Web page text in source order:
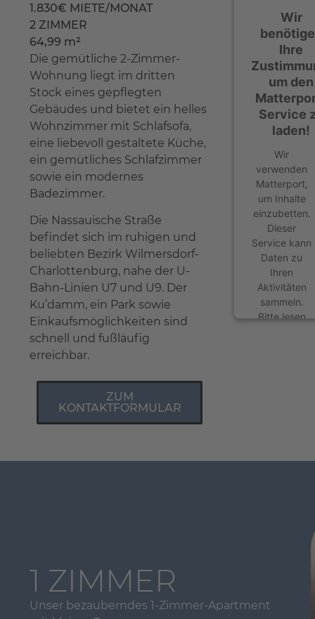
1.830€ MIETE/MONAT
2 ZIMMER
64,99 m²
Die gemütliche 2-Zimmer-
Wohnung liegt im dritten
Stock eines gepflegten
Gebäudes und bietet ein helles
Wohnzimmer mit Schlafsofa,
eine liebevoll gestaltete Küche,
ein gemütliches Schlafzimmer
sowie ein modernes
Badezimmer.
Die Nassauische Straße
befindet sich im ruhigen und
beliebten Bezirk Wilmersdorf-
Charlottenburg, nahe der U-
Bahn-Linien U7 und U9. Der
Ku’damm, ein Park sowie
Einkaufsmöglichkeiten sind
schnell und fußläufig
erreichbar.
ZUM
KONTAKTFORMULAR
Wir
Ihre
um den
Service
laden!
Wir
verwenden
Matterport,
um Inhalte
einzubetten.
Dieser
Service kann
Daten zu
Ihren
Aktivitäten
sammeln.
Bitte lesen
Platform
1 ZIMMER
Unser bezauberndes 1-Zimmer-Apartment